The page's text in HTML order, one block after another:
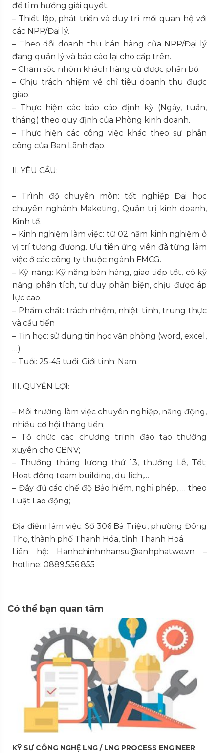
để tìm hướng giải quyết.
– Thiết lập, phát triển và duy trì mối quan hệ với
các NPP/Đại lý.
– Theo dõi doanh thu bán hàng của NPP/Đại lý
đang quản lý và báo cáo lại cho cấp trên.
– Chăm sóc nhóm khách hàng cũ được phân bổ.
– Chịu trách nhiệm về chỉ tiêu doanh thu được
giao.
– Thực hiện các báo cáo định kỳ (Ngày, tuần,
tháng) theo quy định của Phòng kinh doanh.
– Thực hiện các công việc khác theo sự phân
công của Ban Lãnh đạo.
II. YÊU CẦU:
– Trình độ chuyên môn: tốt nghiệp Đại học
chuyên nghành Maketing, Quản trị kinh doanh,
Kinh tế.
– Kinh nghiệm làm việc: từ 02 năm kinh nghiệm ở
vị trí tương đương. Ưu tiên ứng viên đã từng làm
việc ở các công ty thuộc ngành FMCG.
– Kỹ năng: Kỹ năng bán hàng, giao tiếp tốt, có kỹ
năng phân tích, tư duy phản biện, chịu được áp
lực cao.
– Phẩm chất: trách nhiệm, nhiệt tình, trung thực
và cầu tiến
– Tin học: sử dụng tin học văn phòng (word, excel,
…)
– Tuổi: 25-45 tuổi; Giới tính: Nam.
III. QUYỀN LỢI:
– Môi trường làm việc chuyên nghiệp, năng động,
nhiều cơ hội thăng tiến;
– Tổ chức các chương trình đào tạo thường
xuyên cho CBNV;
– Thưởng tháng lương thứ 13, thưởng Lễ, Tết;
Hoạt động team building, du lịch,…
– Đầy đủ các chế độ Bảo hiểm, nghỉ phép, … theo
Luật Lao động;
Địa điểm làm việc: Số 306 Bà Triệu, phường Đông
Thọ, thành phố Thanh Hóa, tỉnh Thanh Hoá.
Liên hệ: Hanhchinhnhansu@anhphatwe.vn –
hotline: 0889.556.855
Có thể bạn quan tâm
KỸ SƯ CÔNG NGHỆ LNG / LNG PROCESS ENGINEER